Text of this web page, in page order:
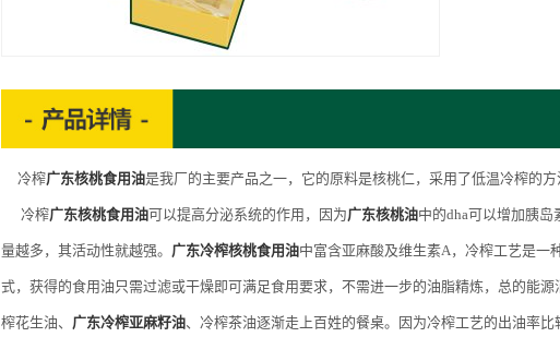
冷榨广东核桃食用油是我厂的主要产品之一，它的原料是核桃仁，采用了低温冷榨的
冷榨广东核桃食用油可以提高分泌系统的作用，因为广东核桃油中的dha可以增加胰
量越多，其活动性就越强。 广东冷榨核桃食用油中富含亚麻酸及维生素A，冷榨工艺是一
式，获得的食用油只需过滤或干燥即可满足食用要求，不需进一步的油脂精炼，总的能
榨花生油、 广东冷榨亚麻籽油、冷榨茶油逐渐走上百姓的餐桌。因为冷榨工艺的出油率